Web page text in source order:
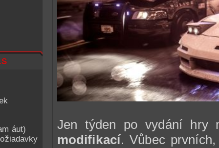
áut)
Jen týden po vydání hry
modifikací. Vůbec